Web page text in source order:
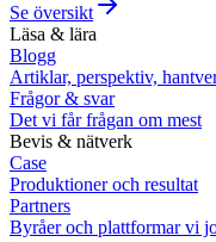
Se översikt
Läsa & lära
Blogg
Artiklar, perspektiv,
Frågor & svar
Det vi får frågan om mest
Bevis & nätverk
Case
Produktioner och resultat
Partners
Byråer och plattformar vi